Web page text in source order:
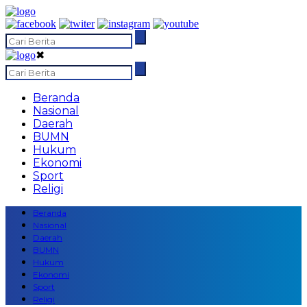
✖
Beranda
Nasional
Daerah
BUMN
Hukum
Ekonomi
Sport
Religi
Beranda
Nasional
Daerah
BUMN
Hukum
Ekonomi
Sport
Religi